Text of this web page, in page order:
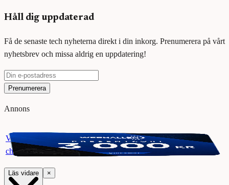
Håll dig uppdaterad
Få de senaste tech nyheterna direkt i din inkorg. Prenumerera på vårt
nyhetsbrev och missa aldrig en uppdatering!
Prenumerera
Annons
Vinn ett presentkort på Webhallen. Delta i vår giveaway för
chansen att vinna 3000 kr.
Läs vidare ×